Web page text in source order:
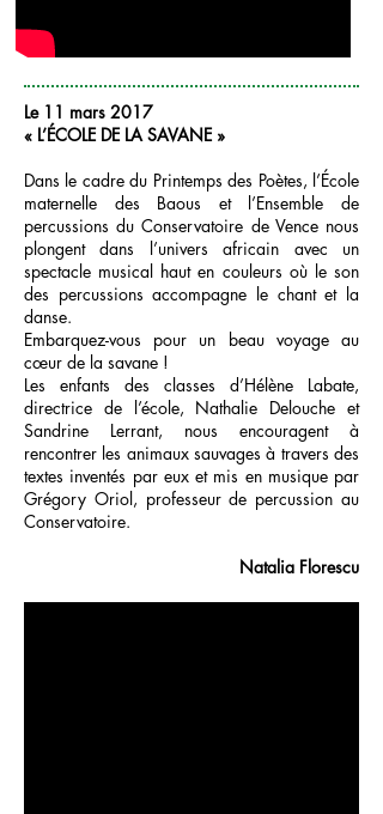
Le 11 mars 2017
« L’ÉCOLE DE LA SAVANE »
Dans le cadre du Printemps des Poètes, l’École
maternelle des Baous et l’Ensemble de
percussions du Conservatoire de Vence nous
plongent dans l’univers africain avec un
spectacle musical haut en couleurs où le son
des percussions accompagne le chant et la
danse.
Embarquez-vous pour un beau voyage au
cœur de la savane !
Les enfants des classes d’Hélène Labate,
directrice de l’école, Nathalie Delouche et
Sandrine Lerrant, nous encouragent à
rencontrer les animaux sauvages à travers des
textes inventés par eux et mis en musique par
Grégory Oriol, professeur de percussion au
Conservatoire.
Natalia Florescu